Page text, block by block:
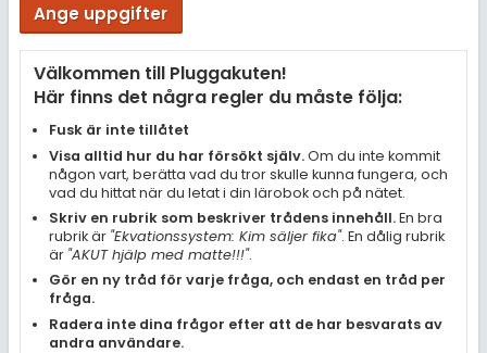
Ange uppgifter
Välkommen till Pluggakuten!
Här finns det några regler du måste följa:
Fusk är inte tillåtet
Visa alltid hur du har försökt själv.Om du inte kommit
någon vart, berätta vad du tror skulle kunna fungera, och
vad du hittat när du letat i din lärobok och på nätet.
Skriv en rubrik som beskriver trådens innehåll.En bra
rubrik är "Ekvationssystem: Kim säljer fika". En dålig rubrik
är "AKUT hjälp med matte!!!".
Gör en ny tråd för varje fråga, och endast en tråd per
fråga.
Radera inte dina frågor efter att de har besvarats av
andra användare.
Ekonomi
Övriga diskussioner
Livehjälpen
Regler